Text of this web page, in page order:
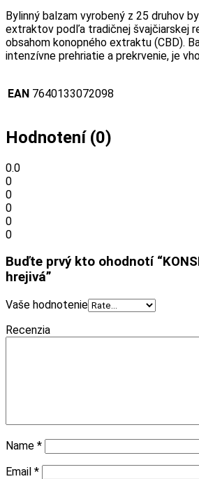
Bylinný balzam vyrobený z 25 druhov
extraktov podľa tradičnej švajčiarskej
obsahom konopného extraktu (CBD).
intenzívne prehriatie a prekrvenie, je
EAN 7640133072098
Hodnotení (0)
0.0
0
0
0
0
0
Buďte prvý kto ohodnotí
hrejivá”
Vaše hodnotenie
Recenzia
Name *
Email *